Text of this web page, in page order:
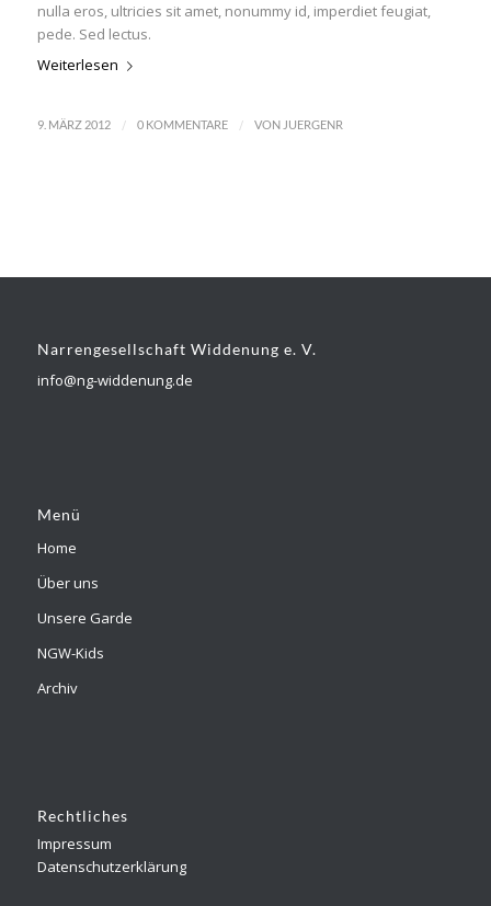
nulla eros, ultricies sit amet, nonummy id, imperdiet feugiat,
pede. Sed lectus.
Weiterlesen
9. MÄRZ 2012 / 0 KOMMENTARE / VON JUERGENR
Narrengesellschaft Widdenung e. V.
info@ng-widdenung.de
Menü
Home
Über uns
Unsere Garde
NGW-Kids
Archiv
Rechtliches
Impressum
Datenschutzerklärung